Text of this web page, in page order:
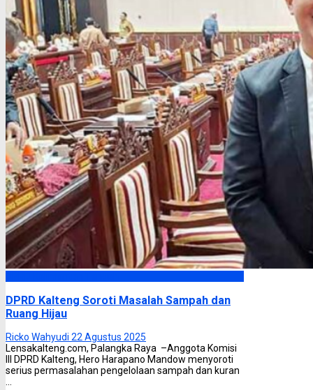
DPRD Kalteng Soroti Masalah Sampah dan
Ruang Hijau
Ricko Wahyudi 22 Agustus 2025
Lensakalteng.com, Palangka Raya –Anggota Komisi
III DPRD Kalteng, Hero Harapano Mandow menyoroti
serius permasalahan pengelolaan sampah dan kuran